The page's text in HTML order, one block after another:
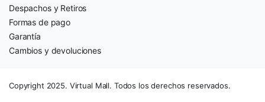
Despachos y Retiros
Formas de pago
Garantía
Cambios y devoluciones
Copyright 2025. Virtual Mall. Todos los derechos reservados.